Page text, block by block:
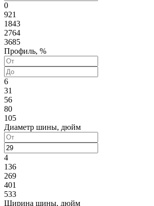
0
921
1843
2764
3685
Профиль, %
6
31
56
80
105
Диаметр шины, дюйм
4
136
269
401
533
Ширина шины, дюйм